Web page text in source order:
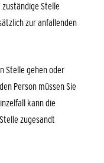
zuständige Stelle
zur anfallenden
Stelle gehen oder
Person müssen Sie
kann die
zugesandt